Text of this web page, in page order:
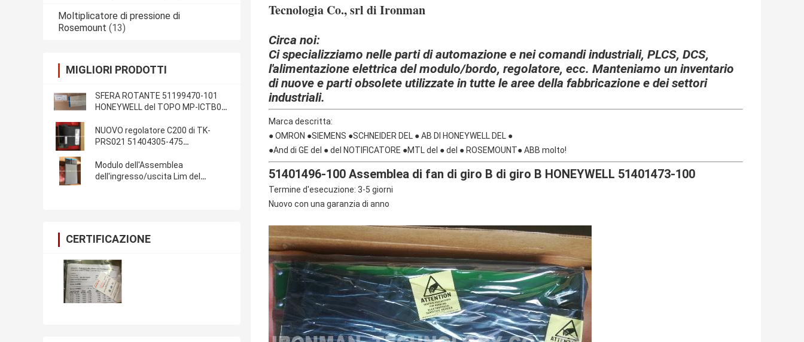
Moltiplicatore di pressione di
Rosemount (13)
MIGLIORI PRODOTTI
SFERA ROTANTE 51199470-101
HONEYWELL del TOPO MP-ICTB01-
NUOVO regolatore C200 di TK-
PRS021 51404305-475
Modulo dell'Assemblea
dell'ingresso/uscita Lim del
CERTIFICAZIONE
Tecnologia Co., srl di Ironman
Circa noi:
Ci specializziamo nelle parti di automazione e nei comandi industriali, PLCS, DCS,
l'alimentazione elettrica del modulo/bordo, regolatore, ecc. Manteniamo un inventario
di nuove e parti obsolete utilizzate in tutte le aree della fabbricazione e dei settori
industriali.
Marca descritta:
● OMRON ●SIEMENS ●SCHNEIDER DEL ● AB DI HONEYWELL DEL ●
●And di GE del ● del NOTIFICATORE ●MTL del ● del ● ROSEMOUNT● ABB molto!
51401496-100 Assemblea di fan di giro B di giro B HONEYWELL 51401473-100
Termine d'esecuzione: 3-5 giorni
Nuovo con una garanzia di anno